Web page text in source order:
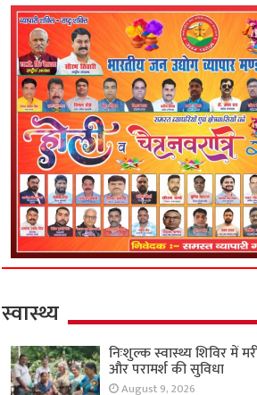
स्वास्थ्य
निःशुल्क स्वास्थ्य शिविर में
और परामर्श की सुविधा
August 9, 2026